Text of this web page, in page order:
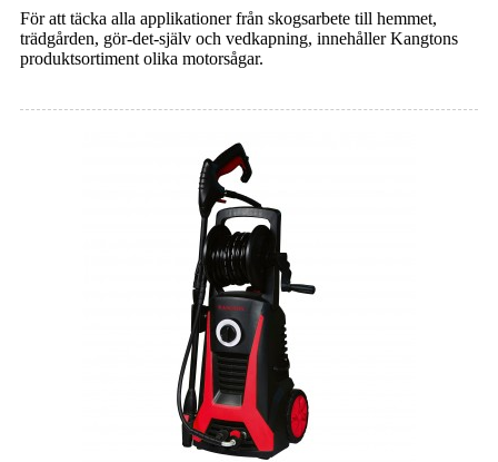
För att täcka alla applikationer från skogsarbete till hemmet,
trädgården, gör-det-själv och vedkapning, innehåller Kangtons
produktsortiment olika motorsågar.